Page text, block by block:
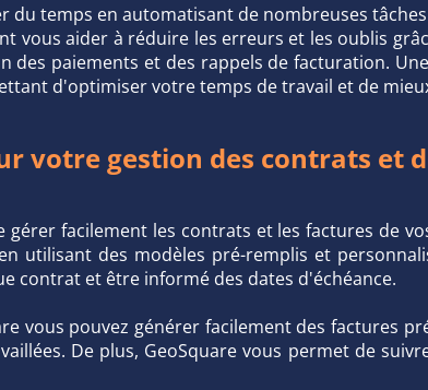
du temps en automatisant de nombreuses
vous aider à réduire les erreurs et les oublis
des paiements et des rappels de facturation.
d'optimiser votre temps de travail et de
votre gestion des contrats et
gérer facilement les contrats et les factures de
utilisant des modèles pré-remplis et
contrat et être informé des dates d'échéance.
vous pouvez générer facilement des factures
De plus, GeoSquare vous permet de